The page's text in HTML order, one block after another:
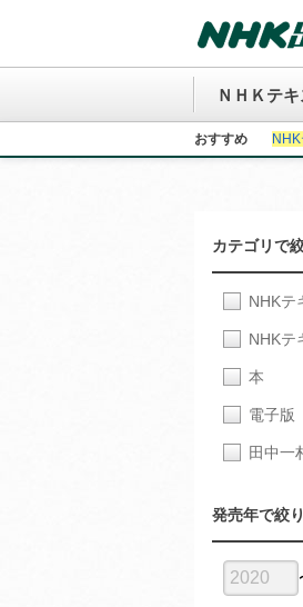
ＮＨＫテキ
おすすめ
カテゴリで
NHKテ
NHKテ
本
電子版
田中一
発売年で絞